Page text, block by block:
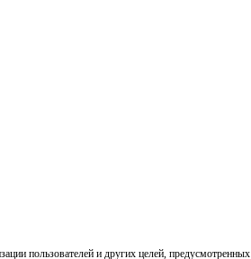
пользователей и других целей, предусмотренных